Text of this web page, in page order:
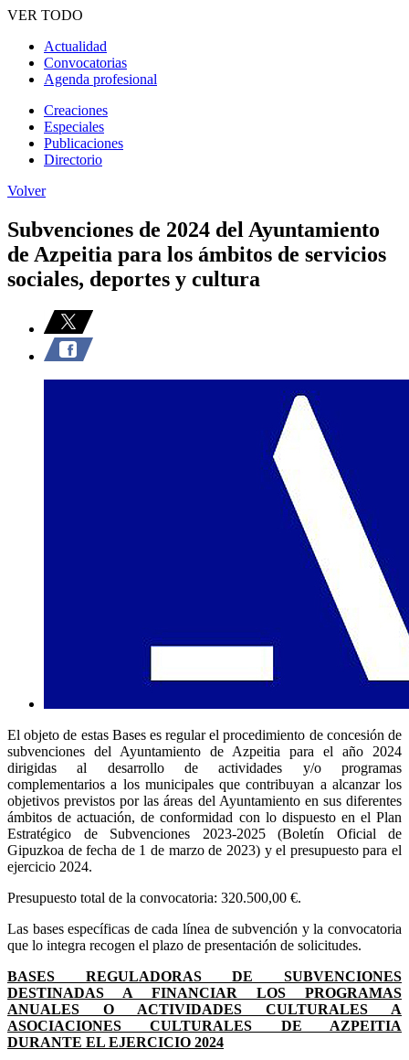
VER TODO
Actualidad
Convocatorias
Agenda profesional
Creaciones
Especiales
Publicaciones
Directorio
Volver
Subvenciones de 2024 del Ayuntamiento
de Azpeitia para los ámbitos de servicios
sociales, deportes y cultura
El objeto de estas Bases es regular el procedimiento de concesión de
subvenciones del Ayuntamiento de Azpeitia para el año 2024
dirigidas al desarrollo de actividades y/o programas
complementarios a los municipales que contribuyan a alcanzar los
objetivos previstos por las áreas del Ayuntamiento en sus diferentes
ámbitos de actuación, de conformidad con lo dispuesto en el Plan
Estratégico de Subvenciones 2023-2025(Boletín Oficial de
Gipuzkoa de fecha de 1 de marzo de 2023) y el presupuesto para el
ejercicio 2024.
Presupuesto total de la convocatoria: 320.500,00 €.
Las bases específicas de cada línea de subvención y la convocatoria
que lo integra recogen el plazo de presentación de solicitudes.
BASES REGULADORAS DE SUBVENCIONES
DESTINADAS A FINANCIAR LOS PROGRAMAS
ANUALES O ACTIVIDADES CULTURALES A
ASOCIACIONES CULTURALES DE AZPEITIA
DURANTE EL EJERCICIO 2024